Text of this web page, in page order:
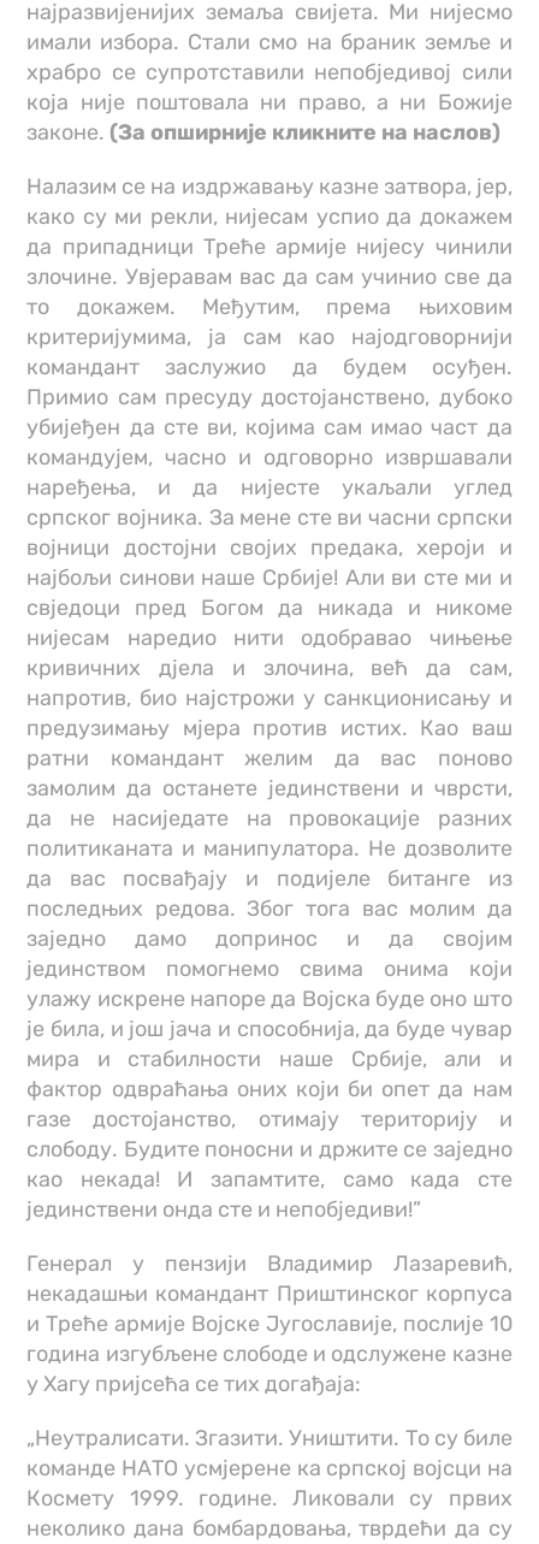
најразвијенијих земаља свијета. Ми нијесмо
имали избора. Стали смо на браник земље и
храбро се супротставили непобједивој сили
која није поштовала ни право, а ни Божије
законе.(За опширније кликните на наслов)
Налазим се на издржавању казне затвора, јер,
како су ми рекли, нијесам успио да докажем
да припадници Треће армије нијесу чинили
злочине. Увјеравам вас да сам учинио све да
то докажем. Међутим, према њиховим
критеријумима, ја сам као најодговорнији
командант заслужио да будем осуђен.
Примио сам пресуду достојанствено, дубоко
убијеђен да сте ви, којима сам имао част да
командујем, часно и одговорно извршавали
наређења, и да нијесте укаљали углед
српског војника. За мене сте ви часни српски
војници достојни својих предака, хероји и
најбољи синови наше Србије! Али ви сте ми и
свједоци пред Богом да никада и никоме
нијесам наредио нити одобравао чињење
кривичних дјела и злочина, већ да сам,
напротив, био најстрожи у санкционисању и
предузимању мјера против истих. Као ваш
ратни командант желим да вас поново
замолим да останете јединствени и чврсти,
да не насиједате на провокације разних
политиканата и манипулатора. Не дозволите
да вас посвађају и подијеле битанге из
последњих редова. Због тога вас молим да
заједно дамо допринос и да својим
јединством помогнемо свима онима који
улажу искрене напоре да Војска буде оно што
је била, и још јача и способнија, да буде чувар
мира и стабилности наше Србије, али и
фактор одвраћања оних који би опет да нам
газе достојанство, отимају територију и
слободу. Будите поносни и држите се заједно
као некада! И запамтите, само када сте
јединствени онда сте и непобједиви!”
Генерал у пензији Владимир Лазаревић,
некадашњи командант Приштинског корпуса
и Треће армије Војске Југославије, послије 10
година изгубљене слободе и одслужене казне
у Хагу пријсећа се тих догађаја:
„Неутралисати. Згазити. Уништити. То су биле
команде НАТО усмjерене ка српској војсци на
Космету 1999. године. Ликовали су првих
неколико дана бомбардовања, тврдећи да су